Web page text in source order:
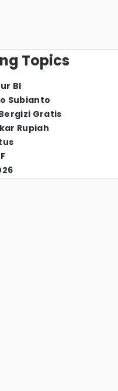
Topics
BI
Subianto
Gratis
Rupiah